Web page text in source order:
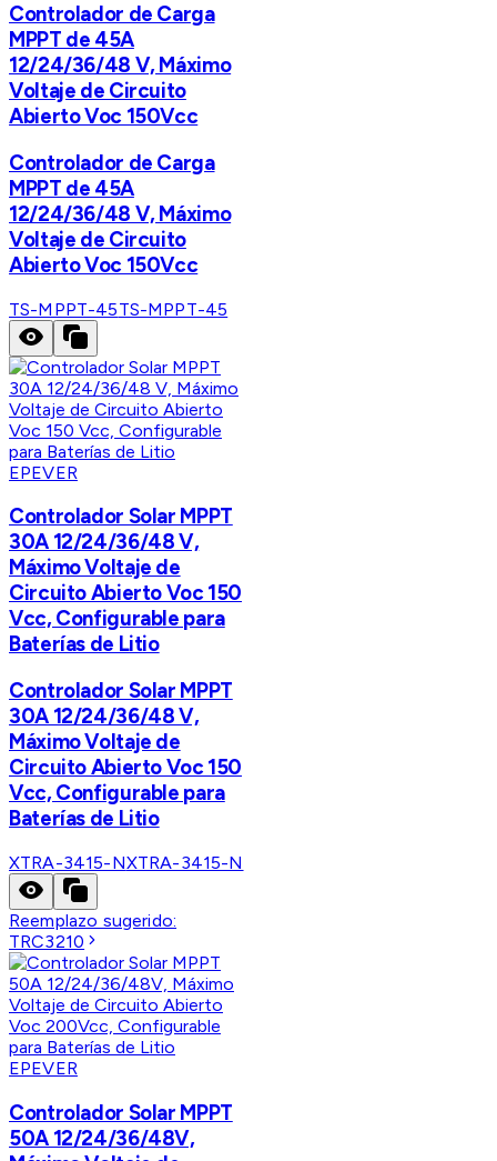
Controlador de Carga
MPPT de 45A
12/24/36/48 V, Máximo
Voltaje de Circuito
Abierto Voc 150Vcc
Controlador de Carga
MPPT de 45A
12/24/36/48 V, Máximo
Voltaje de Circuito
Abierto Voc 150Vcc
TS-MPPT-45TS-MPPT-45
EPEVER
Controlador Solar MPPT
30A 12/24/36/48 V,
Máximo Voltaje de
Circuito Abierto Voc 150
Vcc, Configurable para
Baterías de Litio
Controlador Solar MPPT
30A 12/24/36/48 V,
Máximo Voltaje de
Circuito Abierto Voc 150
Vcc, Configurable para
Baterías de Litio
XTRA-3415-NXTRA-3415-N
Reemplazo sugerido:
TRC3210
EPEVER
Controlador Solar MPPT
50A 12/24/36/48V,